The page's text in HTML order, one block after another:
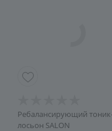
Ребалансирующий
лосьон SALON